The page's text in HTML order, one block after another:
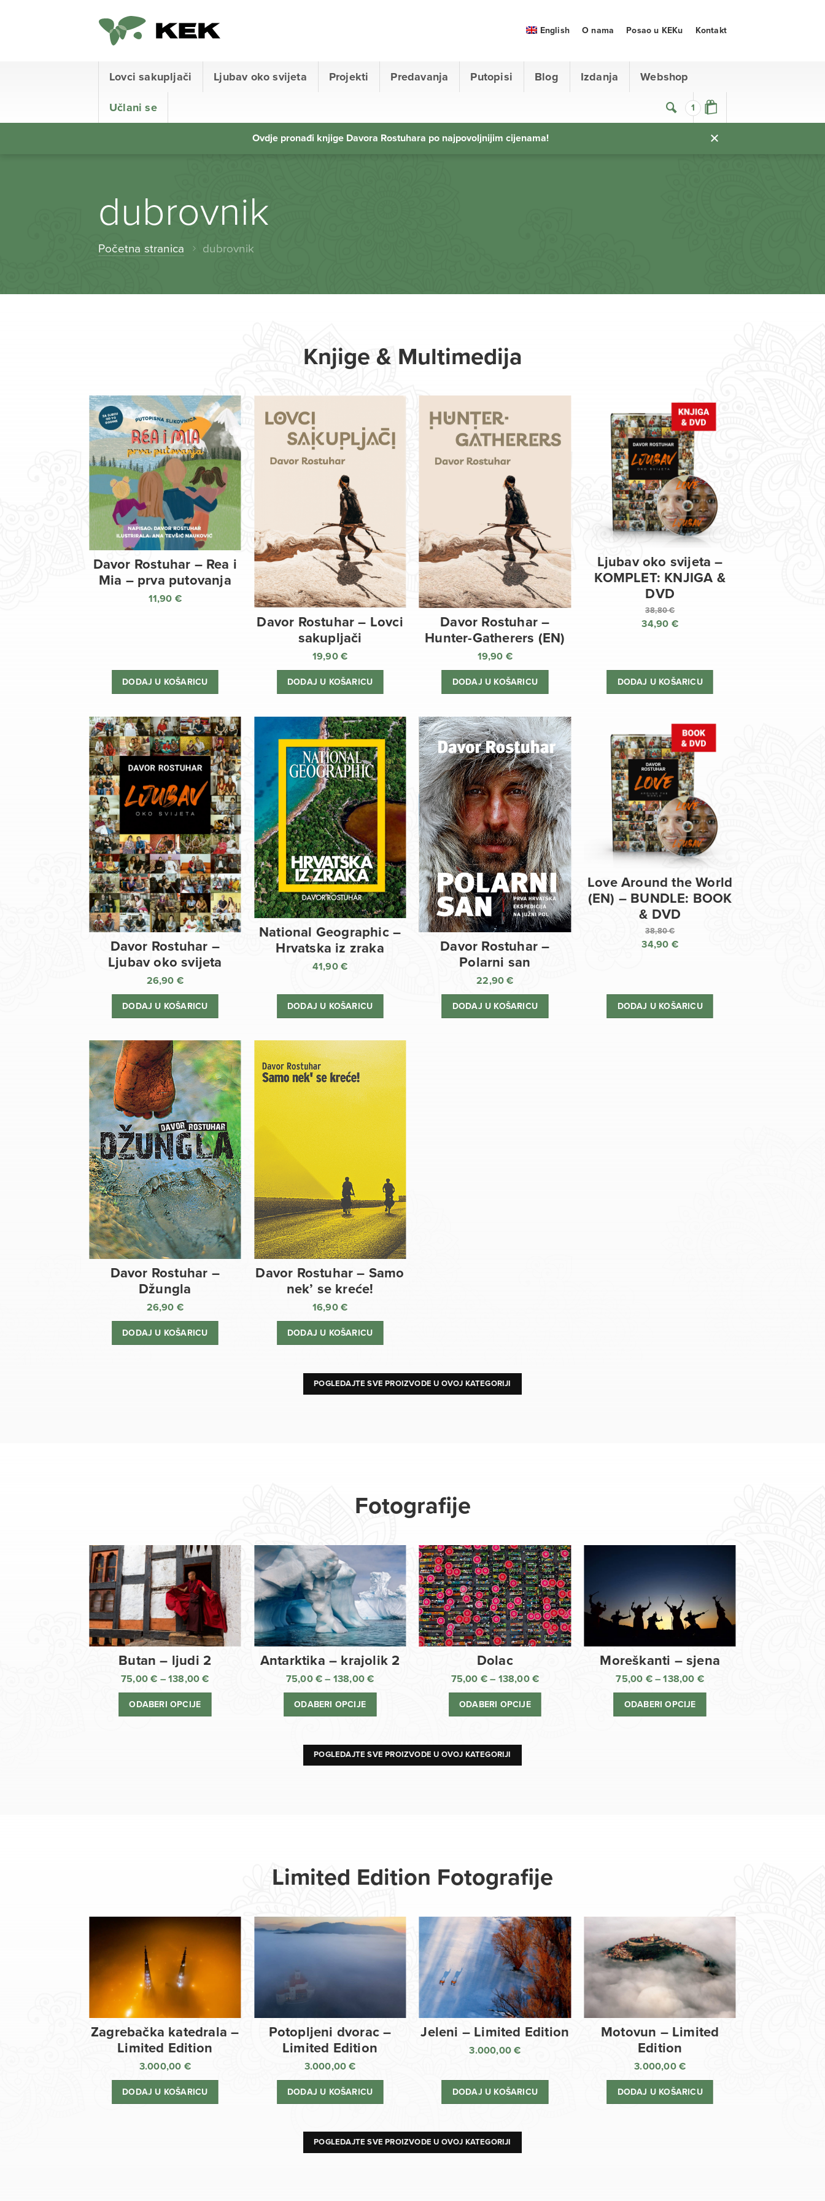
1
Lovci sakupljači Ljubav oko svijeta Projekti Predavanja Putopisi Blog Izdanja Webshop
Učlani se
English O nama Posao u KEKu Kontakt
Ovdje pronađi knjige Davora Rostuhara po najpovoljnijim cijenama!
dubrovnik
Početna stranica dubrovnik
Knjige & Multimedija
Davor Rostuhar – Rea i
Mia – prva putovanja
11,90 €
DODAJ U KOŠARICU
Davor Rostuhar – Lovci
sakupljači
19,90€
DODAJ U KOŠARICU
Davor Rostuhar –
Hunter-Gatherers (EN)
19,90 €
DODAJ U KOŠARICU
Ljubav oko svijeta –
KOMPLET: KNJIGA &
DVD
38,80€
Izvorna
je:
38,80 €.
34,90 €
je:
34,90 €.
DODAJ U KOŠARICU
Davor Rostuhar –
Ljubav oko svijeta
26,90 €
DODAJ U KOŠARICU
National Geographic –
Hrvatska iz zraka
41,90€
DODAJ U KOŠARICU
Davor Rostuhar –
Polarni san
22,90€
DODAJ U KOŠARICU
Love Around the World
(EN) – BUNDLE: BOOK
& DVD
38,80€
Izvorna
je:
38,80 €.
34,90 €
je:
34,90 €.
DODAJ U KOŠARICU
Davor Rostuhar –
Džungla
26,90 €
DODAJ U KOŠARICU
Davor Rostuhar – Samo
nek’ se kreće!
16,90€
DODAJ U KOŠARICU
POGLEDAJTE SVE PROIZVODE U OVOJ KATEGORIJI
Fotografije
Butan – ljudi 2
75,00€ – 138,00€
ODABERI OPCIJE
Antarktika – krajolik 2
75,00 € – 138,00€
138,00 €
ODABERI OPCIJE
Dolac
75,00 € – 138,00 €
cijena:
ODABERI OPCIJE
Moreškanti – sjena
75,00 € – 138,00 €Raspon
cijena:
ODABERI OPCIJE
POGLEDAJTE SVE PROIZVODE U OVOJ KATEGORIJI
Limited Edition Fotografije
Zagrebačka katedrala –
Limited Edition
3.000,00 €
DODAJ U KOŠARICU
Potopljeni dvorac –
Limited Edition
3.000,00€
DODAJ U KOŠARICU
Jeleni – Limited Edition
3.000,00€
DODAJ U KOŠARICU
Motovun – Limited
Edition
3.000,00 €
DODAJ U KOŠARICU
POGLEDAJTE SVE PROIZVODE U OVOJ KATEGORIJI